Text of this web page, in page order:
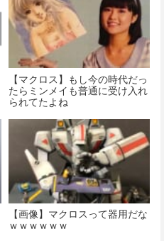
【マクロス】もし今の時代だっ
たらミンメイも普通に受け入れ
られてたよね
【画像】マクロスって器用だな
ｗｗｗｗｗｗ